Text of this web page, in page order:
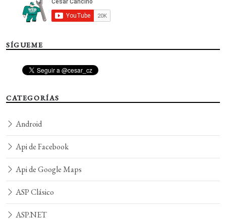
SÍGUEME
CATEGORÍAS
Android
Api de Facebook
Api de Google Maps
ASP Clásico
ASP.NET